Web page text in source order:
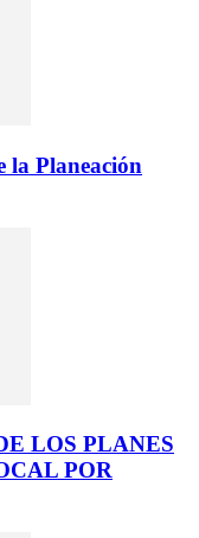
la Planeación
LOS PLANES
POR